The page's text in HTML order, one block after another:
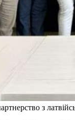
з